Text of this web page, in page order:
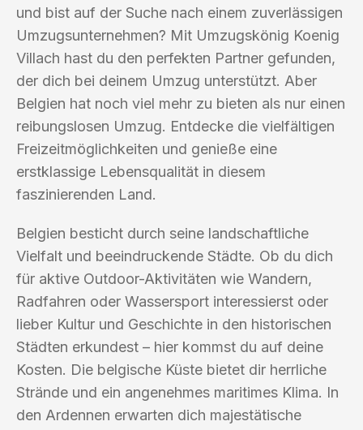
und bist auf der Suche nach einem zuverlässigen
Umzugsunternehmen? Mit Umzugskönig Koenig
Villach hast du den perfekten Partner gefunden,
der dich bei deinem Umzug unterstützt. Aber
Belgien hat noch viel mehr zu bieten als nur einen
reibungslosen Umzug. Entdecke die vielfältigen
Freizeitmöglichkeiten und genieße eine
erstklassige Lebensqualität in diesem
faszinierenden Land.
Belgien besticht durch seine landschaftliche
Vielfalt und beeindruckende Städte. Ob du dich
für aktive Outdoor-Aktivitäten wie Wandern,
Radfahren oder Wassersport interessierst oder
lieber Kultur und Geschichte in den historischen
Städten erkundest – hier kommst du auf deine
Kosten. Die belgische Küste bietet dir herrliche
Strände und ein angenehmes maritimes Klima. In
den Ardennen erwarten dich majestätische